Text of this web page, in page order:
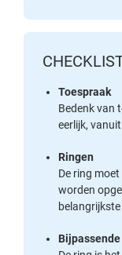
Toespraak
Bedenk van
eerlijk,
Ringen
De ring
worden